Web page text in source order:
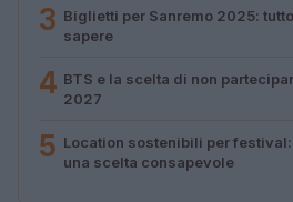
3 Biglietti per Sanremo 2025:
sapere
4 BTS e la scelta di non
2027
5 Location sostenibili per
una scelta consapevole